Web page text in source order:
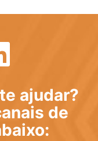
ajudar?
de